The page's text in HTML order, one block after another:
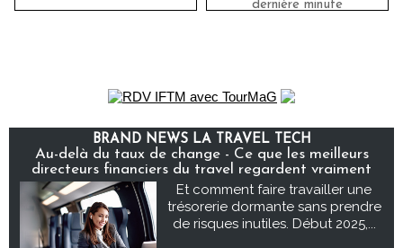
dernière minute
BRAND NEWS LA TRAVEL TECH
Au-delà du taux de change - Ce que les meilleurs
directeurs financiers du travel regardent vraiment
Et comment faire travailler une
trésorerie dormante sans prendre
de risques inutiles. Début 2025,...